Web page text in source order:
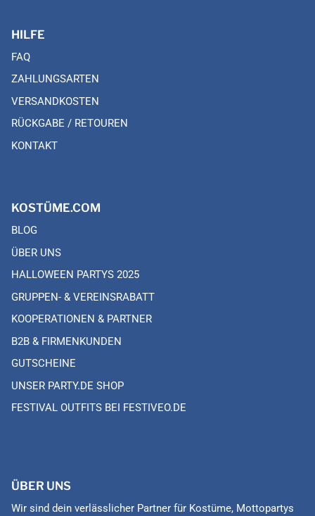
HILFE
FAQ
ZAHLUNGSARTEN
VERSANDKOSTEN
RÜCKGABE / RETOUREN
KONTAKT
KOSTÜME.COM
BLOG
ÜBER UNS
HALLOWEEN PARTYS 2025
GRUPPEN- & VEREINSRABATT
KOOPERATIONEN & PARTNER
B2B & FIRMENKUNDEN
GUTSCHEINE
UNSER PARTY.DE SHOP
FESTIVAL OUTFITS BEI FESTIVEO.DE
ÜBER UNS
Wir sind dein verlässlicher Partner für Kostüme, Mottopartys